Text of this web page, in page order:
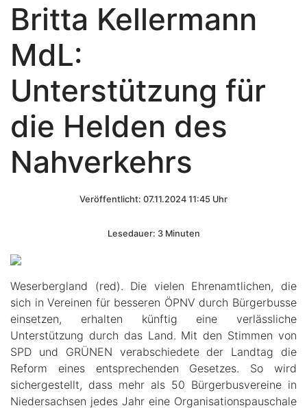
Britta Kellermann
MdL:
Unterstützung für
die Helden des
Nahverkehrs
Veröffentlicht: 07.11.2024 11:45 Uhr
Lesedauer: 3 Minuten
Weserbergland (red). Die vielen Ehrenamtlichen, die
sich in Vereinen für besseren ÖPNV durch Bürgerbusse
einsetzen, erhalten künftig eine verlässliche
Unterstützung durch das Land. Mit den Stimmen von
SPD und GRÜNEN verabschiedete der Landtag die
Reform eines entsprechenden Gesetzes. So wird
sichergestellt, dass mehr als 50 Bürgerbusvereine in
Niedersachsen jedes Jahr eine Organisationspauschale